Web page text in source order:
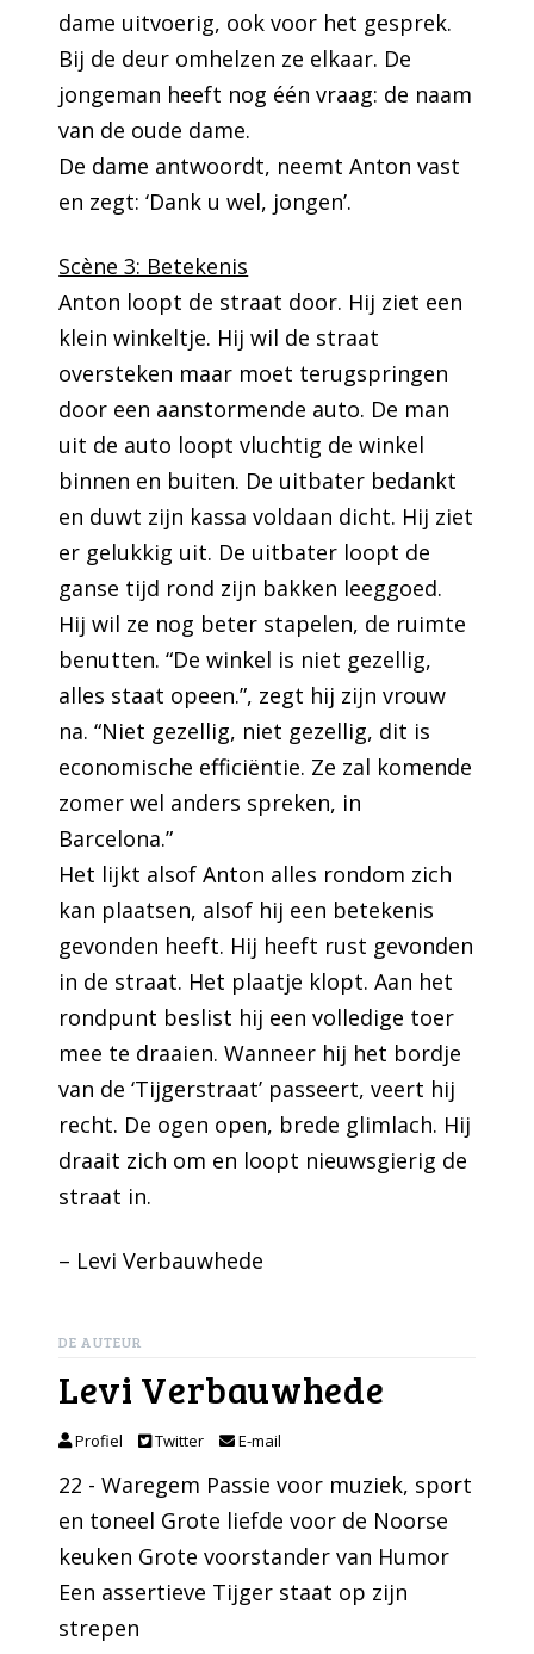
dame uitvoerig, ook voor het gesprek.
Bij de deur omhelzen ze elkaar. De
jongeman heeft nog één vraag: de naam
van de oude dame.
De dame antwoordt, neemt Anton vast
en zegt: ‘Dank u wel, jongen’.
Scène 3: Betekenis
Anton loopt de straat door. Hij ziet een
klein winkeltje. Hij wil de straat
oversteken maar moet terugspringen
door een aanstormende auto. De man
uit de auto loopt vluchtig de winkel
binnen en buiten. De uitbater bedankt
en duwt zijn kassa voldaan dicht. Hij ziet
er gelukkig uit. De uitbater loopt de
ganse tijd rond zijn bakken leeggoed.
Hij wil ze nog beter stapelen, de ruimte
benutten. “De winkel is niet gezellig,
alles staat opeen.”, zegt hij zijn vrouw
na. “Niet gezellig, niet gezellig, dit is
economische efficiëntie. Ze zal komende
zomer wel anders spreken, in
Barcelona.”
Het lijkt alsof Anton alles rondom zich
kan plaatsen, alsof hij een betekenis
gevonden heeft. Hij heeft rust gevonden
in de straat. Het plaatje klopt. Aan het
rondpunt beslist hij een volledige toer
mee te draaien. Wanneer hij het bordje
van de ‘Tijgerstraat’ passeert, veert hij
recht. De ogen open, brede glimlach. Hij
draait zich om en loopt nieuwsgierig de
straat in.
– Levi Verbauwhede
DE AUTEUR
Levi Verbauwhede
Profiel Twitter E-mail
22 - Waregem Passie voor muziek, sport
en toneel Grote liefde voor de Noorse
keuken Grote voorstander van Humor
Een assertieve Tijger staat op zijn
strepen